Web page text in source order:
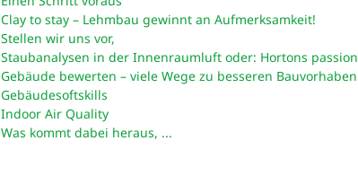
Clay to stay – Lehmbau gewinnt an Aufmerksamkeit!
Stellen wir uns vor,
Staubanalysen in der Innenraumluft oder: Hortons passion
Gebäude bewerten – viele Wege zu besseren Bauvorhaben
Gebäudesoftskills
Indoor Air Quality
Was kommt dabei heraus, ...